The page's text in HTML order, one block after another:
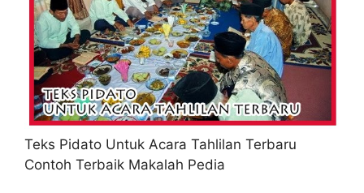
Teks Pidato Untuk Acara Tahlilan Terbaru
Contoh Terbaik Makalah Pedia